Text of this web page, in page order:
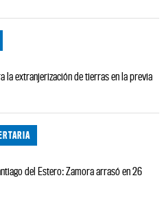
la extranjerización de tierras en la previa
del Estero: Zamora arrasó en 26